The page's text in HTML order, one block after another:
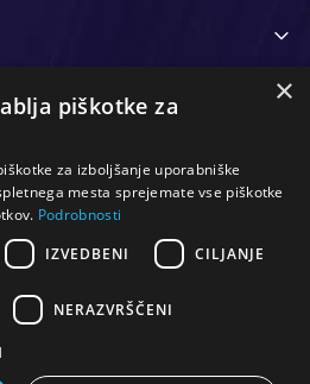
nohti / Orodje - kozmetično /
& zaščita / Ostalo
×
piškotke za
za izboljšanje uporabniške
mesta sprejemate vse piškotke
Podrobnosti
IZVEDBENI CILJANJE
NERAZVRŠČENI